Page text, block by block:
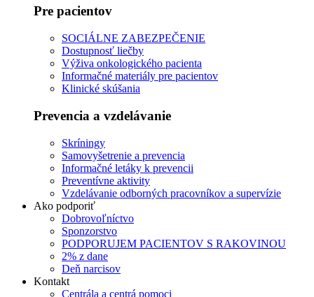
Pre pacientov
SOCIÁLNE ZABEZPEČENIE
Dostupnosť liečby
Výživa onkologického pacienta
Informačné materiály pre pacientov
Klinické skúšania
Prevencia a vzdelávanie
Skríningy
Samovyšetrenie a prevencia
Informačné letáky k prevencii
Preventívne aktivity
Vzdelávanie odborných pracovníkov a supervízie
Ako podporiť
Dobrovoľníctvo
Sponzorstvo
PODPORUJEM PACIENTOV S RAKOVINOU
2% z dane
Deň narcisov
Kontakt
Centrála a centrá pomoci